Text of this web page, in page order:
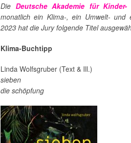
Die Deutsche Akademie für
monatlich ein Klima-, ein Umwelt- und
2023 hat die Jury folgende Titel
Klima-Buchtipp
Linda Wolfsgruber (Text & Ill.)
sieben
die schöpfung